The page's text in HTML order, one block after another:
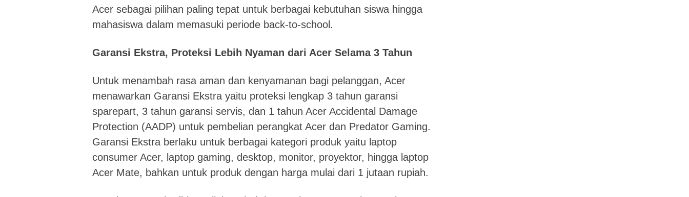
Acer sebagai pilihan paling tepat untuk berbagai kebutuhan siswa hingga
mahasiswa dalam memasuki periode back-to-school.
Garansi Ekstra, Proteksi Lebih Nyaman dari Acer Selama 3 Tahun
Untuk menambah rasa aman dan kenyamanan bagi pelanggan, Acer
menawarkan Garansi Ekstra yaitu proteksi lengkap 3 tahun garansi
sparepart, 3 tahun garansi servis, dan 1 tahun Acer Accidental Damage
Protection (AADP) untuk pembelian perangkat Acer dan Predator Gaming.
Garansi Ekstra berlaku untuk berbagai kategori produk yaitu laptop
consumer Acer, laptop gaming, desktop, monitor, proyektor, hingga laptop
Acer Mate, bahkan untuk produk dengan harga mulai dari 1 jutaan rupiah.